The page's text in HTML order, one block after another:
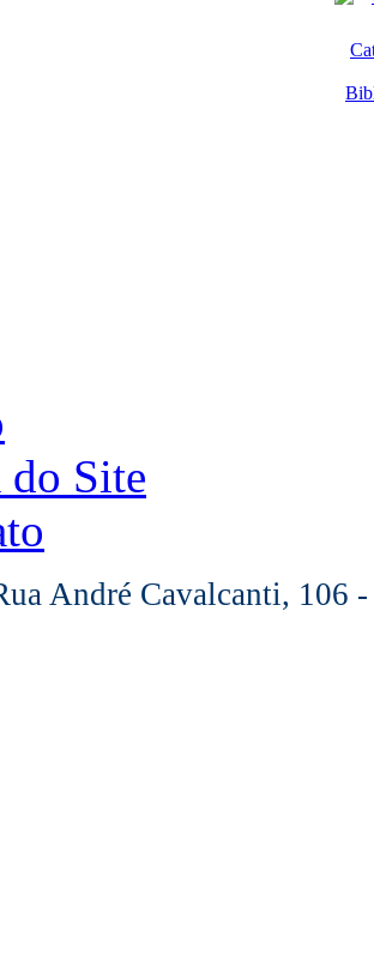
do Site
André Cavalcanti, 106